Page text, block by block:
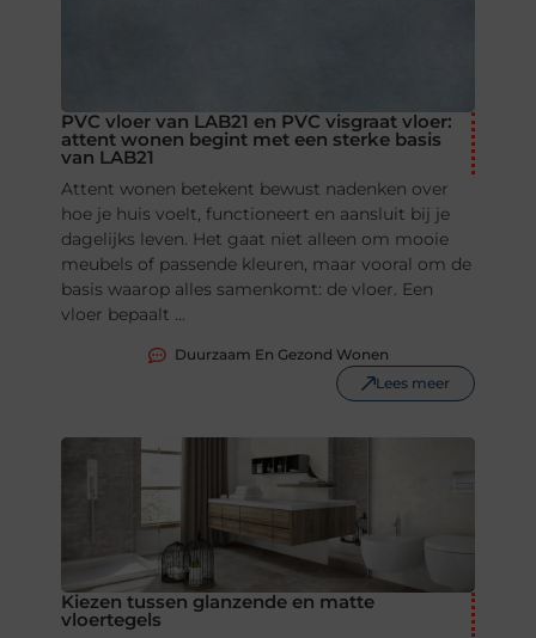
PVC vloer van LAB21 en PVC visgraat vloer:
attent wonen begint met een sterke basis
van LAB21
Attent wonen betekent bewust nadenken over
hoe je huis voelt, functioneert en aansluit bij je
dagelijks leven. Het gaat niet alleen om mooie
meubels of passende kleuren, maar vooral om de
basis waarop alles samenkomt: de vloer. Een
vloer bepaalt ...
Duurzaam En Gezond Wonen
Lees meer
Kiezen tussen glanzende en matte
vloertegels